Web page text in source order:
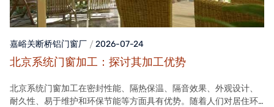
嘉峪关断桥铝门窗厂 2026-07-24
北京系统门窗加工：探讨其加工优势
北京系统门窗加工在密封性能、隔热保温、隔音效果、外观设计、
耐久性、易于维护和环保节能等方面具有优势。随着人们对居住环